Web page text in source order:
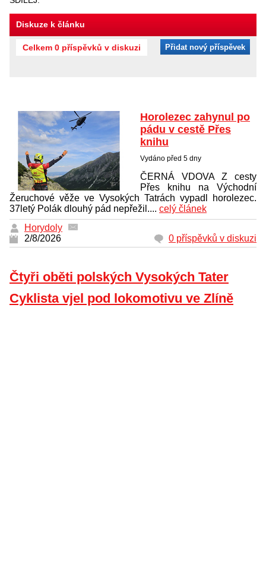
Diskuze k článku
Celkem 0 příspěvků v diskuzi Přidat nový příspěvek
Horolezec zahynul po
pádu v cestě Přes
knihu
Vydáno před 5 dny
ČERNÁ VDOVA Z cesty
Přes knihu na Východní
Žeruchové věže ve Vysokých Tatrách vypadl horolezec.
37letý Polák dlouhý pád nepřežil.... celý článek
Horydoly
2/8/2026
0 příspěvků v diskuzi
Čtyři oběti polských Vysokých Tater
Cyklista vjel pod lokomotivu ve Zlíně